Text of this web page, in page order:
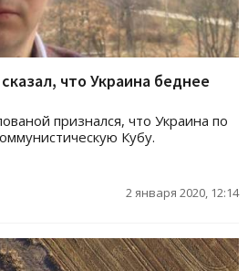
что Украина беднее
признался, что Украина по
Кубу.
2 января 2020, 12:14